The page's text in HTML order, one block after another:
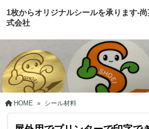
1枚からオリジナルシールを承ります-
式会社
HOME » シール材料